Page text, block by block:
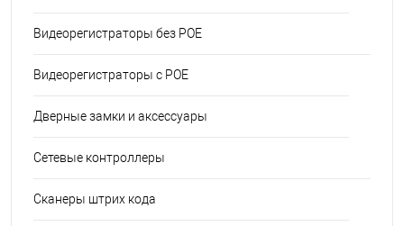
Видеорегистраторы без POE
Видеорегистраторы с POE
Дверные замки и аксессуары
Сетевые контроллеры
Сканеры штрих кода